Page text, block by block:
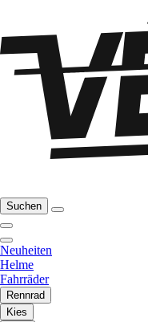
Suchen
Neuheiten
Helme
Fahrräder
Rennrad
Kies